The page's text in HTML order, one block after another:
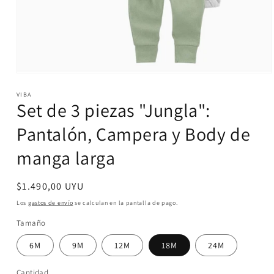
multimedia
1
en
ventana
modal
VIBA
Set de 3 piezas "Jungla":
Pantalón, Campera y Body de
manga larga
Precio
habitual
$1.490,00 UYU
Los gastos de envío se calculan en la pantalla de pago.
Tamaño
6M 9M 12M 18M 24M